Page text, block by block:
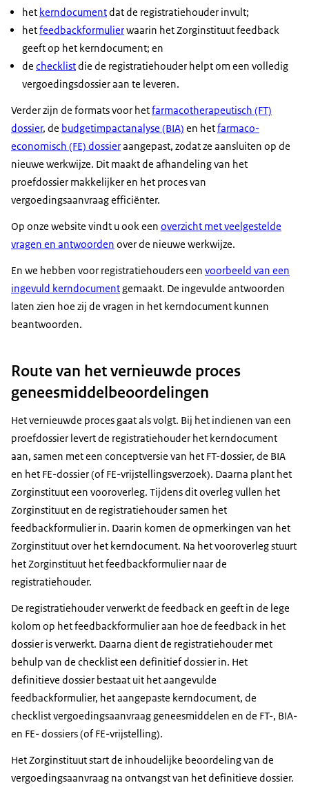
het kerndocumentdat de registratiehouder invult;
hetfeedbackformulierwaarin het Zorginstituut feedback
geeft op het kerndocument; en
de checklistdie de registratiehouder helpt om een volledig
vergoedingsdossier aan te leveren.
Verder zijn de formats voor hetfarmacotherapeutisch (FT)
dossier, de budgetimpactanalyse (BIA) en hetfarmaco-
economisch (FE) dossieraangepast, zodat ze aansluiten op de
nieuwe werkwijze. Dit maakt de afhandeling van het
proefdossier makkelijker en het proces van
vergoedingsaanvraag efficiënter.
Op onze website vindt u ook een overzicht met veelgestelde
vragen en antwoorden over de nieuwe werkwijze.
En we hebben voor registratiehouders een voorbeeld van een
ingevuld kerndocumentgemaakt. De ingevulde antwoorden
laten zien hoe zij de vragen in het kerndocument kunnen
beantwoorden.
Route van het vernieuwde proces
geneesmiddelbeoordelingen
Het vernieuwde proces gaat als volgt. Bij het indienen van een
proefdossier levert de registratiehouder het kerndocument
aan, samen met een conceptversie van het FT-dossier, de BIA
en het FE-dossier (of FE-vrijstellingsverzoek). Daarna plant het
Zorginstituut een vooroverleg. Tijdens dit overleg vullen het
Zorginstituut en de registratiehouder samen het
feedbackformulier in. Daarin komen de opmerkingen van het
Zorginstituut over het kerndocument. Na het vooroverleg stuurt
het Zorginstituut het feedbackformulier naar de
registratiehouder.
De registratiehouder verwerkt de feedback en geeft in de lege
kolom op het feedbackformulier aan hoe de feedback in het
dossier is verwerkt. Daarna dient de registratiehouder met
behulp van de checklist een definitief dossier in. Het
definitieve dossier bestaat uit het aangevulde
feedbackformulier, het aangepaste kerndocument, de
checklist vergoedingsaanvraag geneesmiddelen en de FT-, BIA-
en FE- dossiers (of FE-vrijstelling).
Het Zorginstituut start de inhoudelijke beoordeling van de
vergoedingsaanvraag na ontvangst van het definitieve dossier.